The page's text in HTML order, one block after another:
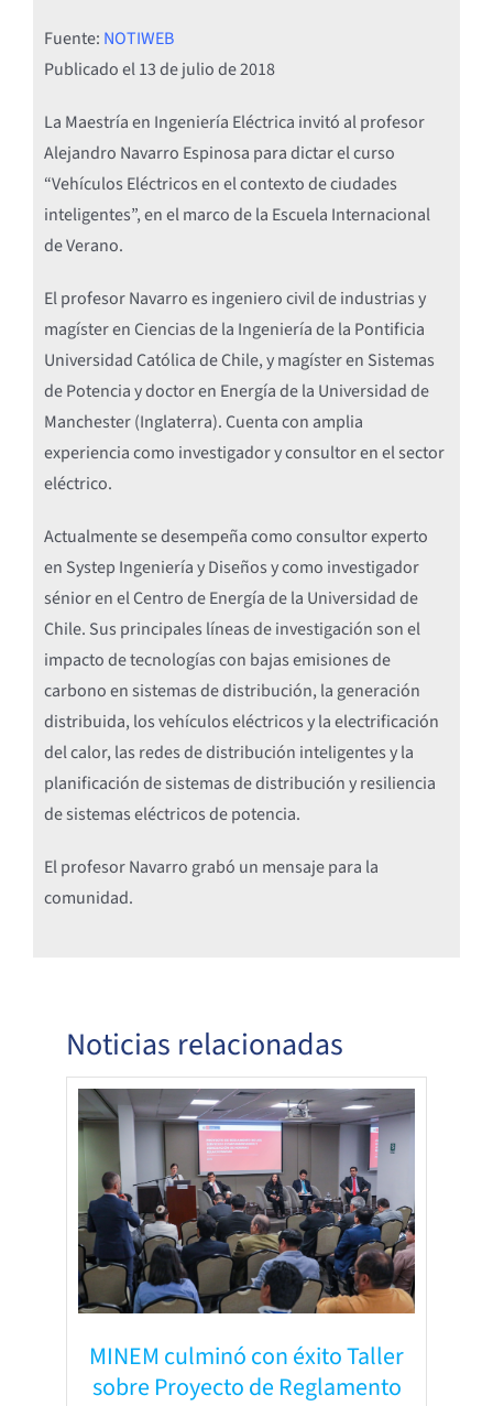
Fuente: NOTIWEB
Publicado el13 de julio de 2018
La Maestría en Ingeniería Eléctrica invitó al profesor
Alejandro Navarro Espinosa para dictar el curso
“Vehículos Eléctricos en el contexto de ciudades
inteligentes”, en el marco de la Escuela Internacional
de Verano.
El profesor Navarro es ingeniero civil de industrias y
magíster en Ciencias de la Ingeniería de la Pontificia
Universidad Católica de Chile, y magíster en Sistemas
de Potencia y doctor en Energía de la Universidad de
Manchester (Inglaterra). Cuenta con amplia
experiencia como investigador y consultor en el sector
eléctrico.
Actualmente se desempeña como consultor experto
en Systep Ingeniería y Diseños y como investigador
sénior en el Centro de Energía de la Universidad de
Chile. Sus principales líneas de investigación son el
impacto de tecnologías con bajas emisiones de
carbono en sistemas de distribución, la generación
distribuida, los vehículos eléctricos y la electrificación
del calor, las redes de distribución inteligentes y la
planificación de sistemas de distribución y resiliencia
de sistemas eléctricos de potencia.
El profesor Navarro grabó un mensaje para la
comunidad.
Noticias relacionadas
MINEM culminó con éxito Taller
sobre Proyecto de Reglamento